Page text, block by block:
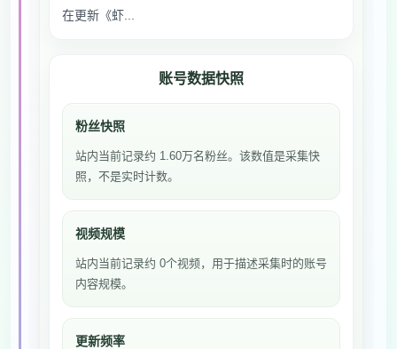
在更新《虾...
账号数据快照
粉丝快照
站内当前记录约 1.60万名粉丝。该数值是采集快
照，不是实时计数。
视频规模
站内当前记录约 0个视频，用于描述采集时的账号
内容规模。
更新频率